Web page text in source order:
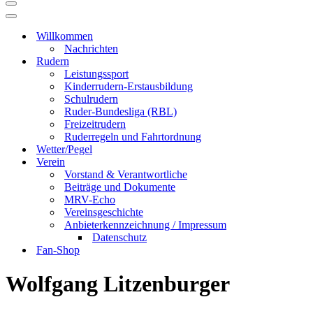
Navigationsmenü
Navigationsmenü
Willkommen
Nachrichten
Rudern
Leistungssport
Kinderrudern-Erstausbildung
Schulrudern
Ruder-Bundesliga (RBL)
Freizeitrudern
Ruderregeln und Fahrtordnung
Wetter/Pegel
Verein
Vorstand & Verantwortliche
Beiträge und Dokumente
MRV-Echo
Vereinsgeschichte
Anbieterkennzeichnung / Impressum
Datenschutz
Fan-Shop
Wolfgang Litzenburger